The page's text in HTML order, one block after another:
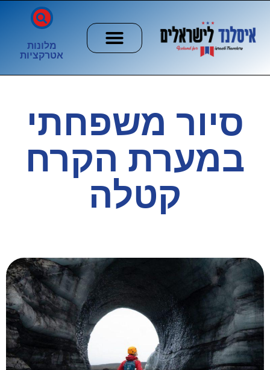
מלונות
אטרקציות
סיור משפחתי
במערת הקרח
קטלה